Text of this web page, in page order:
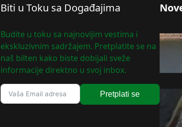
Biti u Toku sa Događajima
Budite u toku sa najnovijim vestima i
ekskluzivnim sadržajem. Pretplatite se na
naš bilten kako biste dobijali sveže
informacije direktno u svoj inbox.
Pretplati se